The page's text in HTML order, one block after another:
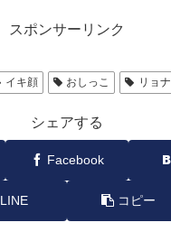
スポンサーリンク
イキ顔 おしっこ リョナ
シェアする
Facebook
LINE コピー